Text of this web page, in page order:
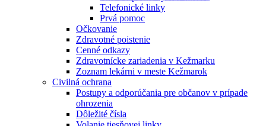
Telefonické linky
Prvá pomoc
Očkovanie
Zdravotné poistenie
Cenné odkazy
Zdravotnícke zariadenia v Kežmarku
Zoznam lekárni v meste Kežmarok
Civilná ochrana
Postupy a odporúčania pre občanov v prípade
ohrozenia
Dôležité čísla